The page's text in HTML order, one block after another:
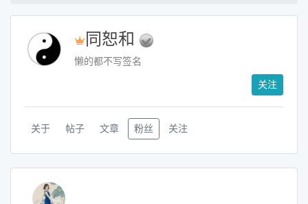
 同恕和
懒的都不写签名
关注
关于 帖子 文章 粉丝 关注